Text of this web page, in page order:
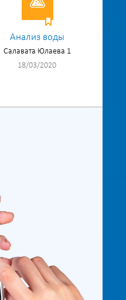
Анализ воды
Салавата Юлаева 1
18/03/2020